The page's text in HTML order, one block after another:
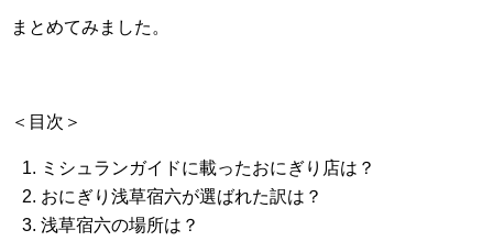
まとめてみました。
＜目次＞
ミシュランガイドに載ったおにぎり店は？
おにぎり浅草宿六が選ばれた訳は？
浅草宿六の場所は？